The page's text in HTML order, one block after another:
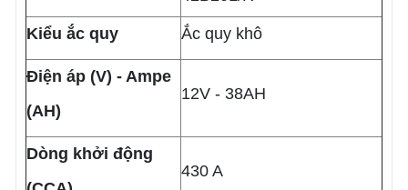
Kiểu ắc quy Ắc quy khô
Điện áp (V) - Ampe
(AH)
12V - 38AH
Dòng khởi động
430 A